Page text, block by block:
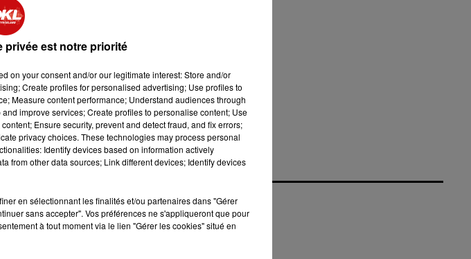
est accueillie
répétées et coûteuses
l'accès direct soit déjà
la pédiatrie et la
% si le patient ne consulte pas
privée est notre priorité
on your consent and/or our legitimate interest: Store and/or
Create profiles for personalised advertising; Use profiles to
Measure content performance; Understand audiences through
improve services; Create profiles to personalise content; Use
Ensure security, prevent and detect fraud, and fix errors;
privacy choices. These technologies may process personal
Identify devices based on information actively
from other data sources; Link different devices; Identify devices
en sélectionnant les finalités et/ou partenaires dans "Gérer
sans accepter". Vos préférences ne s'appliqueront que pour
à tout moment via le lien "Gérer les cookies" situé en